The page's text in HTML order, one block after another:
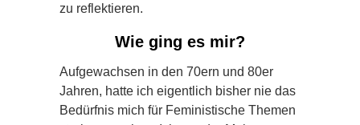
zu reflektieren.
Wie ging es mir?
Aufgewachsen in den 70ern und 80er
Jahren, hatte ich eigentlich bisher nie das
Bedürfnis mich für Feministische Themen